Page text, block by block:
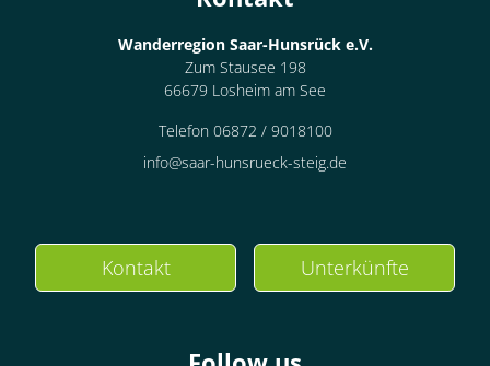
Wanderregion Saar-Hunsrück e.V.
Zum Stausee 198
66679 Losheim am See
Telefon 06872 / 9018100
info@saar-hunsrueck-steig.de
Kontakt Unterkünfte